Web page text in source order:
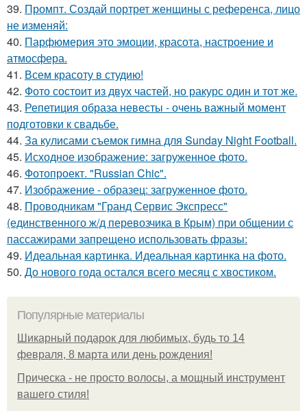
39. Промпт. Создай портрет женщины с референса, лицо
не изменяй:
40. Парфюмерия это эмоции, красота, настроение и
атмосфера.
41. Всем красоту в студию!
42. Фото состоит из двух частей, но ракурс один и тот же.
43. Репетиция образа невесты - очень важный момент
подготовки к свадьбе.
44. За кулисами съемок гимна для Sunday Night Football.
45. Исходное изображение: загруженное фото.
46. Фотопроект. "Russian Chic".
47. Изображение - образец: загруженное фото.
48. Проводникам "Гранд Сервис Экспресс"
(единственного ж/д перевозчика в Крым) при общении с
пассажирами запрещено использовать фразы:
49. Идеальная картинка. Идеальная картинка на фото.
50. До нового года остался всего месяц с хвостиком.
Популярные материалы
Шикарный подарок для любимых, будь то 14
февраля, 8 марта или день рождения!
Прическа - не просто волосы, а мощный инструмент
вашего стиля!